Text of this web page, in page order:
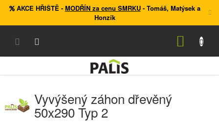
Přejít
obsah
AKCE HŘIŠTĚ- MODŘÍN za cenu SMRKU- Tomáš, Matýsek a
Honzík
Vyvýšený záhon dřevěný
50x290 Typ 2